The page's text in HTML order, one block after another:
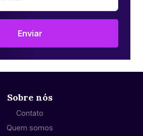
Enviar
Sobre nós
Contato
Quem somos